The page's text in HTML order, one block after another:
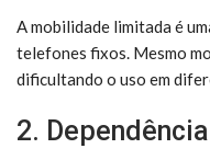
A mobilidade limitada é
telefones fixos. Mesmo
dificultando o uso em
2.